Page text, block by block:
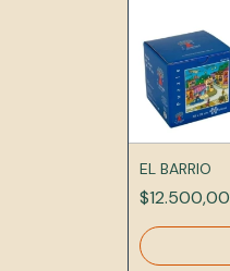
EL BARRIO
$12.500,00